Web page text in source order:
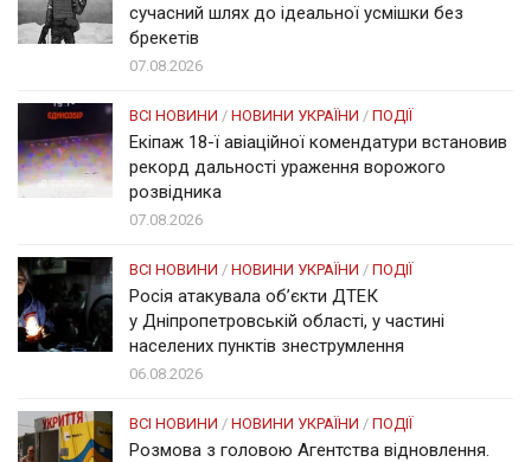
сучасний шлях до ідеальної усмішки без
брекетів
07.08.2026
ВСІ НОВИНИ / НОВИНИ УКРАЇНИ / ПОДІЇ
Екіпаж 18-ї авіаційної комендатури встановив
рекорд дальності ураження ворожого
розвідника
07.08.2026
ВСІ НОВИНИ / НОВИНИ УКРАЇНИ / ПОДІЇ
Росія атакувала об’єкти ДТЕК
у Дніпропетровській області, у частині
населених пунктів знеструмлення
06.08.2026
ВСІ НОВИНИ / НОВИНИ УКРАЇНИ / ПОДІЇ
Розмова з головою Агентства відновлення.